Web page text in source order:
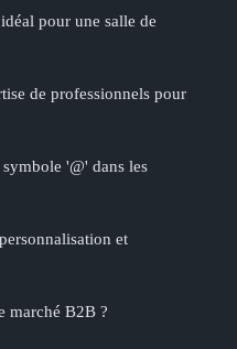
pour une salle de
de professionnels pour
'@' dans les
et
marché B2B ?